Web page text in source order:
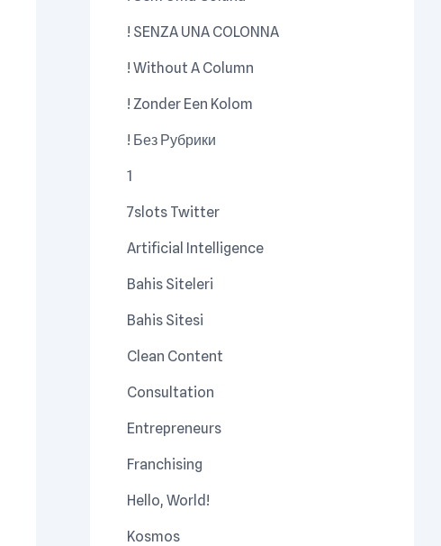
! SENZA UNA COLONNA
! Without A Column
! Zonder Een Kolom
! Без Рубрики
1
7slots Twitter
Artificial Intelligence
Bahis Siteleri
Bahis Sitesi
Clean Content
Consultation
Entrepreneurs
Franchising
Hello, World!
Kosmos